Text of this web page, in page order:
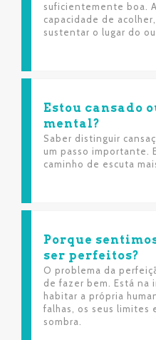
suficientemente boa.
capacidade de
sustentar o lugar do
Estou cansado
mental?
Saber distinguir
um passo importante.
caminho de escuta
Porque
ser perfeitos?
O problema da
de fazer bem. Está na
habitar a própria
falhas, os seus limites
sombra.